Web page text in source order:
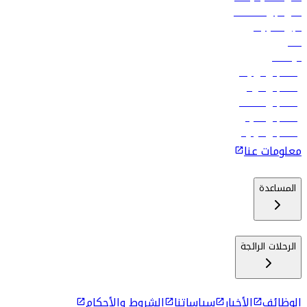
فلاي دبي للعطلات
تأجير السيارات
فنادق
الوظائف
رحلات إلى تبيليسي
رحلات إلى الرياض
رحلات إلى مسقط
رحلات إلى ماليه
رحلات إلى كولومبو
معلومات عنا
المساعدة
الرحلات الرائجة
الوظائف الأخبار سياساتنا الشروط والأحكام